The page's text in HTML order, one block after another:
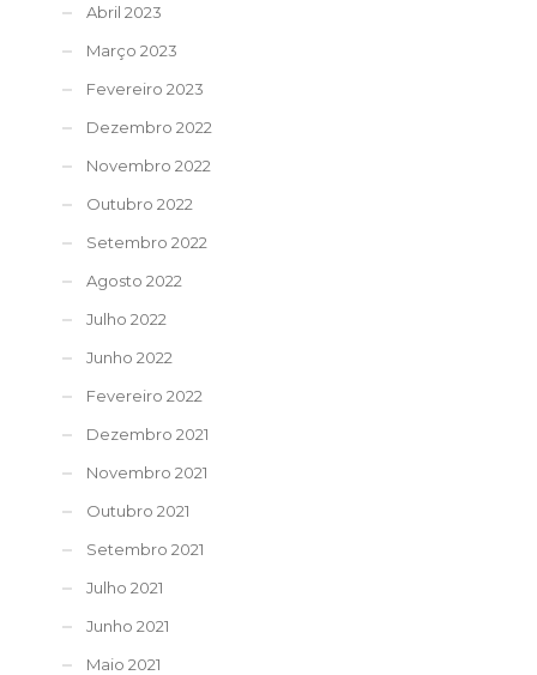
Abril 2023
Março 2023
Fevereiro 2023
Dezembro 2022
Novembro 2022
Outubro 2022
Setembro 2022
Agosto 2022
Julho 2022
Junho 2022
Fevereiro 2022
Dezembro 2021
Novembro 2021
Outubro 2021
Setembro 2021
Julho 2021
Junho 2021
Maio 2021